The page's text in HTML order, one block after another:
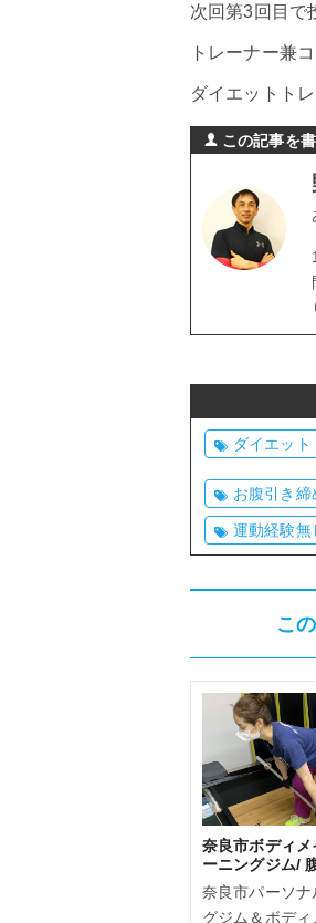
次回第3回目で
トレーナー兼
ダイエットト
この記事を
ダイエット
お腹引き締
運動経験無
こ
奈良市ボディメ
ーニングジム/
奈良市パーソナ
グジム＆ボディ